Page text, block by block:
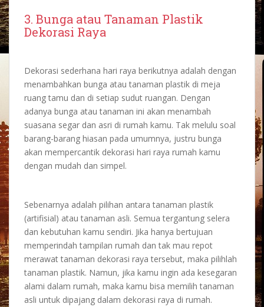
3. Bunga atau Tanaman Plastik
Dekorasi Raya
Dekorasi sederhana hari raya berikutnya adalah dengan
menambahkan bunga atau tanaman plastik di meja
ruang tamu dan di setiap sudut ruangan. Dengan
adanya bunga atau tanaman ini akan menambah
suasana segar dan asri di rumah kamu. Tak melulu soal
barang-barang hiasan pada umumnya, justru bunga
akan mempercantik dekorasi hari raya rumah kamu
dengan mudah dan simpel.
Sebenarnya adalah pilihan antara tanaman plastik
(artifisial) atau tanaman asli. Semua tergantung selera
dan kebutuhan kamu sendiri. Jika hanya bertujuan
memperindah tampilan rumah dan tak mau repot
merawat tanaman dekorasi raya tersebut, maka pilihlah
tanaman plastik. Namun, jika kamu ingin ada kesegaran
alami dalam rumah, maka kamu bisa memilih tanaman
asli untuk dipajang dalam dekorasi raya di rumah.